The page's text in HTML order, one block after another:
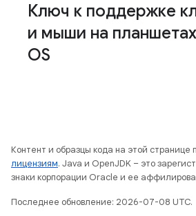
Ключ к поддержке
и мыши на
OS
Контент и образцы кода на этой странице
лицензиям. Java и OpenJDK – это
знаки корпорации Oracle и ее
Последнее обновление: 2026-07-08 UTC.